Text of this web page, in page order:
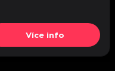
Více info